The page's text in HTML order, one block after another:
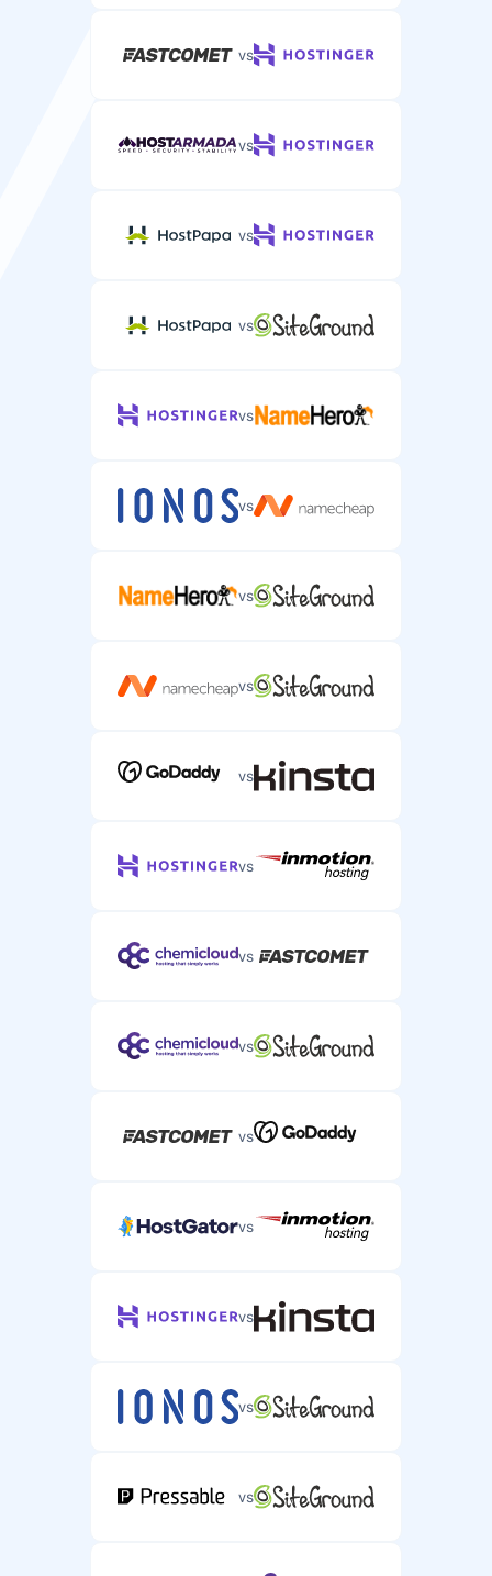
hostingem.
vs
vs
vs
vs
vs
vs
vs
vs
vs
vs
vs
vs
vs
vs
vs
vs
vs